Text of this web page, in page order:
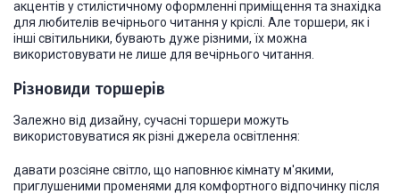
акцентів у стилістичному оформленні приміщення та знахідка
для любителів вечірнього читання у кріслі. Але торшери, як і
інші світильники, бувають дуже різними, їх можна
використовувати не лише для вечірнього читання.
Різновиди торшерів
Залежно від дизайну, сучасні торшери можуть
використовуватися як різні джерела освітлення:
давати розсіяне світло, що наповнює кімнату м'якими,
приглушеними променями для комфортного відпочинку після